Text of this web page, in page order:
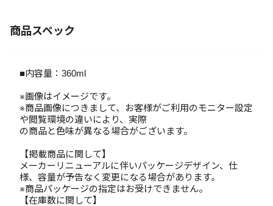
商品スペック
■内容量：360ml
※画像はイメージです。
※商品画像につきまして、お客様がご利用のモニター設定
や閲覧環境の違いにより、実際
の商品と色味が異なる場合がございます。
【掲載商品に関して】
メーカーリニューアルに伴いパッケージデザイン、仕
様、容量が予告なく変更になる場合があります。
※商品パッケージの指定はお受けできません。
【在庫数に関して】